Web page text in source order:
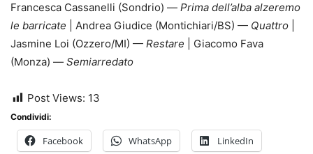
Francesca Cassanelli (Sondrio) — Prima dell’alba alzeremo
le barricate | Andrea Giudice (Montichiari/BS) — Quattro
Jasmine Loi (Ozzero/MI) — Restare | Giacomo Fava
(Monza) — Semiarredato
Post Views: 13
Condividi:
Facebook WhatsApp LinkedIn